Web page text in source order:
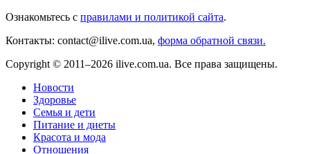
Ознакомьтесь с правилами и политикой сайта.
Контакты: contact@ilive.com.ua, форма обратной связи.
Copyright © 2011–2026 ilive.com.ua. Все права защищены.
Новости
Здоровье
Семья и дети
Питание и диеты
Красота и мода
Отношения